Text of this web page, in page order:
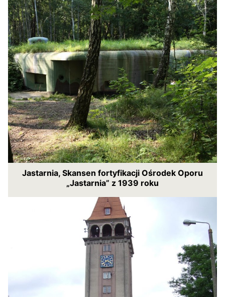
Jastarnia, Skansen fortyfikacji Ośrodek Oporu
„Jastarnia” z 1939 roku